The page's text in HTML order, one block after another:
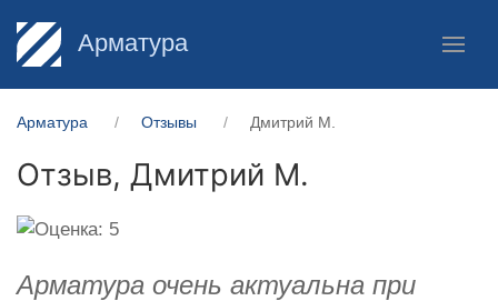
Арматура
Арматура Отзывы Дмитрий М.
Отзыв, Дмитрий М.
Арматура очень актуальна при